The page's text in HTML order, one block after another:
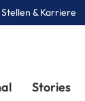
& Karriere
Stories